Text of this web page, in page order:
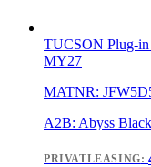
TUCSON Plug-
MY27
MATNR:
A2B: Abyss
PRIVATLEASING: